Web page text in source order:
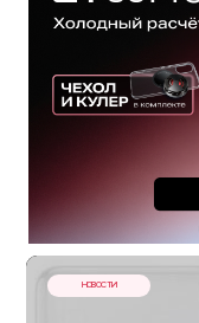
НОВОСТИ